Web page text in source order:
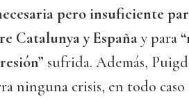
pero insuficiente
Catalunya y Españay para
sufrida. Además,
ninguna crisis, en todo